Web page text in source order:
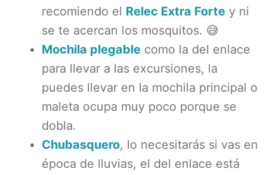
recomiendo el Relec Extra Forte y ni
se te acercan los mosquitos. 😅
Mochila plegable como la del enlace
para llevar a las excursiones, la
puedes llevar en la mochila principal o
maleta ocupa muy poco porque se
dobla.
Chubasquero, lo necesitarás si vas en
época de lluvias, el del enlace está